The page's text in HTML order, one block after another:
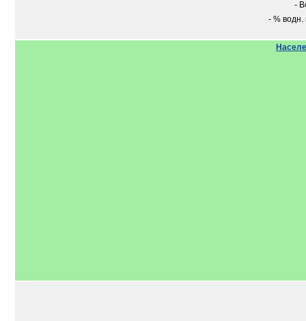
-
- % водн.